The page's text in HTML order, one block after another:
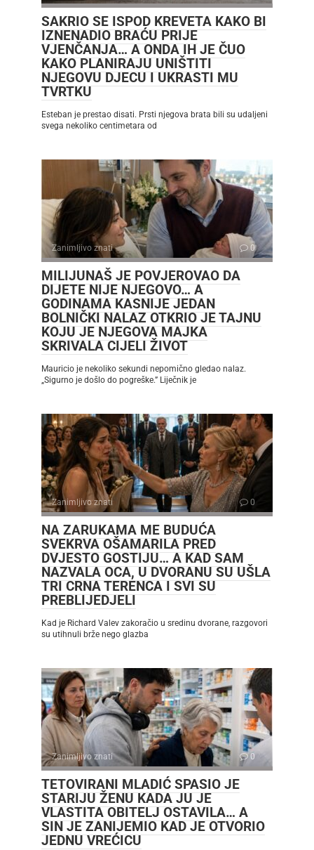
SAKRIO SE ISPOD KREVETA KAKO BI
IZNENADIO BRAĆU PRIJE
VJENČANJA… A ONDA IH JE ČUO
KAKO PLANIRAJU UNIŠTITI
NJEGOVU DJECU I UKRASTI MU
TVRTKU
Esteban je prestao disati. Prsti njegova brata bili su udaljeni
svega nekoliko centimetara od
Zanimljivo znati 0
MILIJUNAŠ JE POVJEROVAO DA
DIJETE NIJE NJEGOVO… A
GODINAMA KASNIJE JEDAN
BOLNIČKI NALAZ OTKRIO JE TAJNU
KOJU JE NJEGOVA MAJKA
SKRIVALA CIJELI ŽIVOT
Mauricio je nekoliko sekundi nepomično gledao nalaz.
„Sigurno je došlo do pogreške.” Liječnik je
Zanimljivo znati 0
NA ZARUKAMA ME BUDUĆA
SVEKRVA OŠAMARILA PRED
DVJESTO GOSTIJU… A KAD SAM
NAZVALA OCA, U DVORANU SU UŠLA
TRI CRNA TERENCA I SVI SU
PREBLIJEDJELI
Kad je Richard Valev zakoračio u sredinu dvorane, razgovori
su utihnuli brže nego glazba
Zanimljivo znati 0
TETOVIRANI MLADIĆ SPASIO JE
STARIJU ŽENU KADA JU JE
VLASTITA OBITELJ OSTAVILA… A
SIN JE ZANIJEMIO KAD JE OTVORIO
JEDNU VREĆICU